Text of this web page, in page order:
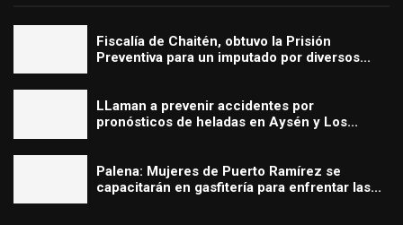
Fiscalía de Chaitén, obtuvo la Prisión
Preventiva para un imputado por diversos...
LLaman a prevenir accidentes por
pronósticos de heladas en Aysén y Los...
Palena: Mujeres de Puerto Ramírez se
capacitarán en gasfitería para enfrentar las...